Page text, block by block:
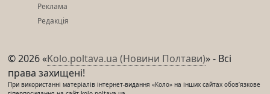
Реклама
Редакція
© 2026 «Kolo.poltava.ua (Новини Полтави)» - Всі
права захищені!
При використанні матеріалів інтернет-видання «Коло» на інших сайтах обов’язкове